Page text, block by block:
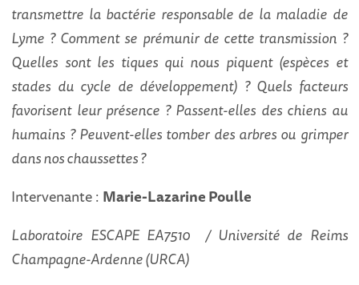
transmettre la bactérie responsable de la maladie de
Lyme ? Comment se prémunir de cette transmission ?
Quelles sont les tiques qui nous piquent (espèces et
stades du cycle de développement) ? Quels facteurs
favorisent leur présence ? Passent-elles des chiens au
humains ? Peuvent-elles tomber des arbres ou grimper
dans nos chaussettes ?
Intervenante : Marie-Lazarine Poulle
Laboratoire ESCAPE EA7510 / Université de Reims
Champagne-Ardenne (URCA)